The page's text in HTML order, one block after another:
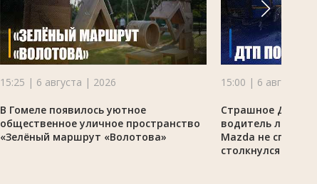
15:25 | 6 августа | 2026
В Гомеле появилось уютное
общественное уличное пространство
«Зелёный маршрут «Волотова»
15:00 | 6 августа |
Страшное ДТП
водитель
Mazda не
столкнулся с